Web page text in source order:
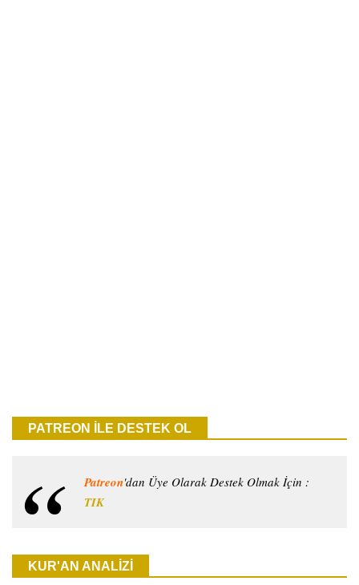
PATREON İLE DESTEK OL
Patreon'dan Üye Olarak Destek Olmak İçin :
TIK
KUR'AN ANALİZİ